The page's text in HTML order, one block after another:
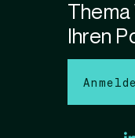
Thema
Ihren